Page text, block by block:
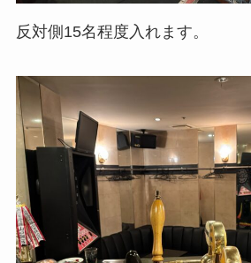
反対側15名程度入れます。